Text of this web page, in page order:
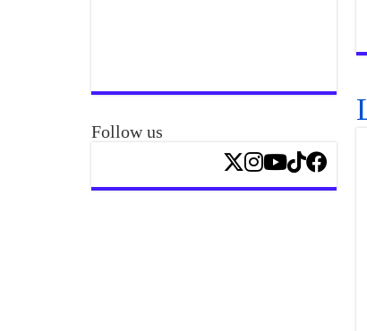
Follow us